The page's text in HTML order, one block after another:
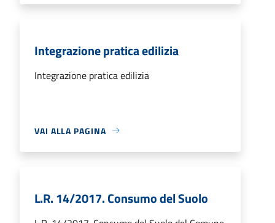
Integrazione pratica edilizia
Integrazione pratica edilizia
VAI ALLA PAGINA
L.R. 14/2017. Consumo del Suolo